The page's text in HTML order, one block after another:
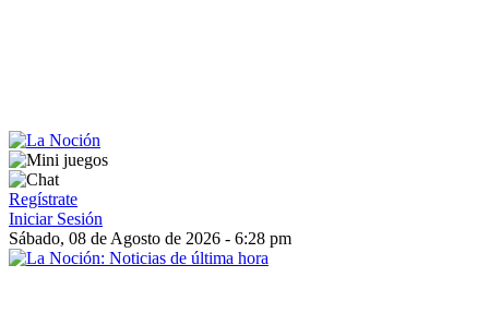
Regístrate
Iniciar Sesión
Sábado, 08 de Agosto de 2026 - 6:28 pm